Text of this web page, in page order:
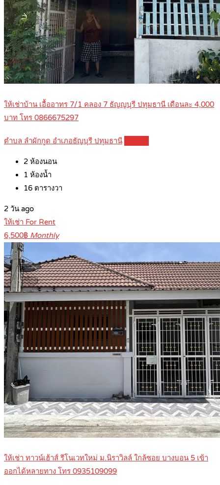
ให้เช่าบ้าน เอื้ออาทร 7/1 คลอง 7 ธัญญบุรี ปทุมธานี เดือนละ 4,000
บาท โทร 0866675297
ตำบล ลำผักกูด อำเภอธัญบุรี ปทุมธานี
2 ห้องนอน
1 ห้องน้ำ
16 ตารางวา
2 วัน ago
ให้เช่า For Rent
6,500฿ Monthly
ให้เช่า ทาวน์เฮ้าส์ รีโนเวทใหม่ ม.นิราวิลล์ ใกล้ซอย บางบอน 5 เข้า
ออกได้หลายทาง โทร 0935109099